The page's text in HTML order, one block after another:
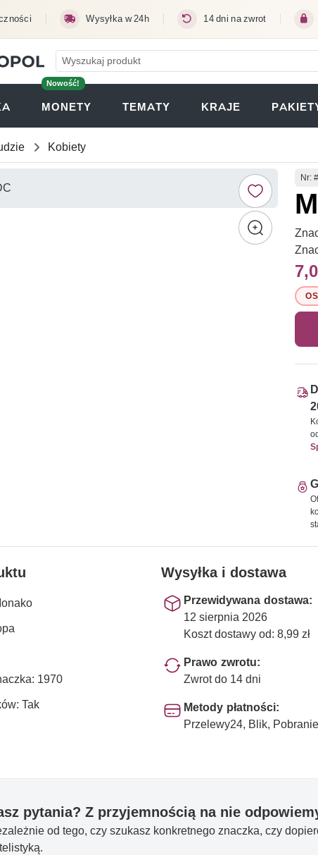
Wysyłka w 24h 14 dni na zwrot
Nowość!
MONETY (OTWIERA SIĘ W NOWEJ KARCIE)
TEMATY KRAJE
Kobiety
Nr:
1970
Tak
Wysyłka i dostawa
Przewidywana dostawa:
12 sierpnia 2026
Koszt dostawy od: 8,99 zł
Prawo zwrotu:
Zwrot do 14 dni
Metody płatności:
Przelewy24, Blik,
pytania? Z przyjemnością na nie
od tego, czy szukasz konkretnego znaczka, czy